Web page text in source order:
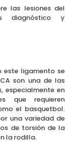
las lesiones del
diagnóstico y
este ligamento se
son una de las
especialmente en
que requieren
el basquetbol.
una variedad de
de torsión de la
la rodilla.